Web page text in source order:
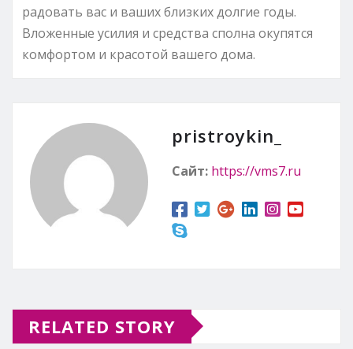
радовать вас и ваших близких долгие годы.
Вложенные усилия и средства сполна окупятся
комфортом и красотой вашего дома.
pristroykin_
Сайт: https://vms7.ru
RELATED STORY